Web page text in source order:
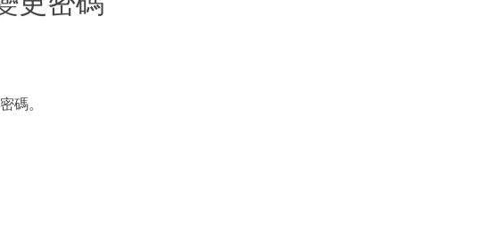
碼。